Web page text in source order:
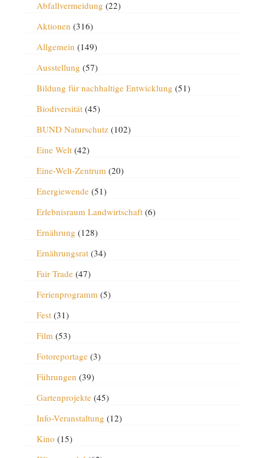
Abfallvermeidung (22)
Aktionen (316)
Allgemein (149)
Ausstellung (57)
Bildung für nachhaltige Entwicklung (51)
Biodiversität(45)
BUND Naturschutz(102)
Eine Welt(42)
Eine-Welt-Zentrum (20)
Energiewende(51)
Erlebnisraum Landwirtschaft(6)
Ernährung (128)
Ernährungsrat(34)
Fair Trade(47)
Ferienprogramm (5)
Fest(31)
Film (53)
Fotoreportage(3)
Führungen (39)
Gartenprojekte(45)
Info-Veranstaltung (12)
Kino (15)